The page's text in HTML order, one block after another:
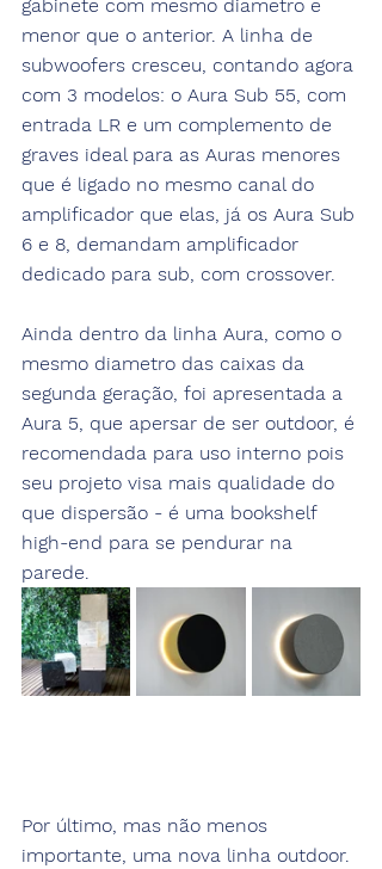
gabinete com mesmo diametro e
menor que o anterior. A linha de
subwoofers cresceu, contando agora
com 3 modelos: o Aura Sub 55, com
entrada LR e um complemento de
graves ideal para as Auras menores
que é ligado no mesmo canal do
amplificador que elas, já os Aura Sub
6 e 8, demandam amplificador
dedicado para sub, com crossover.
Ainda dentro da linha Aura, como o
mesmo diametro das caixas da
segunda geração, foi apresentada a
Aura 5, que apersar de ser outdoor, é
recomendada para uso interno pois
seu projeto visa mais qualidade do
que dispersão - é uma bookshelf
high-end para se pendurar na
parede.
Por último, mas não menos
importante, uma nova linha outdoor.